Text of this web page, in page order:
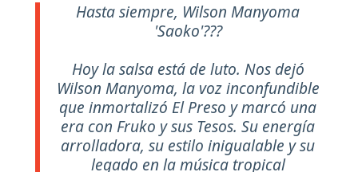
Hasta siempre, Wilson Manyoma
'Saoko'???
Hoy la salsa está de luto. Nos dejó
Wilson Manyoma, la voz inconfundible
que inmortalizó El Preso y marcó una
era con Fruko y sus Tesos. Su energía
arrolladora, su estilo inigualable y su
legado en la música tropical